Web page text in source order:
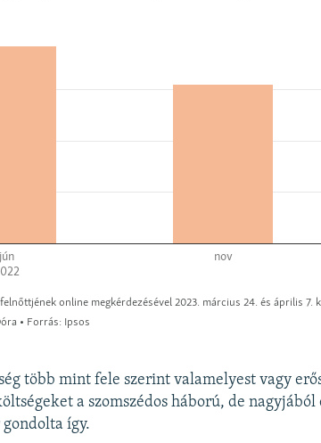
több mint fele szerint valamelyest vagy
a szomszédos háború, de nagyjából
így.